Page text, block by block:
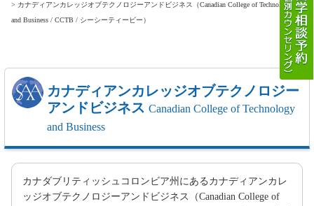
> カナディアンカレッジオブテクノロジーアンドビジネス（Canadian College of Technology
and Business / CCTB / シーシーティービー）
カナディアンカレッジオブテクノロジー
アンドビジネス Canadian College of Technology
and Business
カナダブリティッシュコロンビア州にあるカナディアンカレ
ッジオブテクノロジーアンドビジネス（Canadian College of